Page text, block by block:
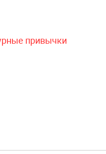
привычки